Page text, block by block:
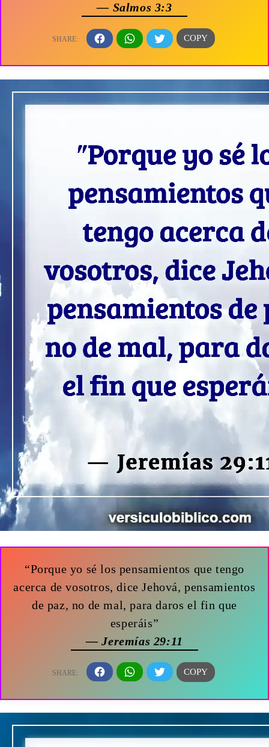
— Salmos 3:3
“Porque yo sé los pensamientos que tengo
acerca de vosotros, dice Jehová, pensamientos
de paz, no de mal, para daros el fin que
esperáis”
— Jeremías 29:11